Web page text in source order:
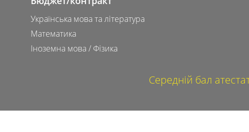
Українська мова та література
Математика
Іноземна мова / Фізика
Середній бал